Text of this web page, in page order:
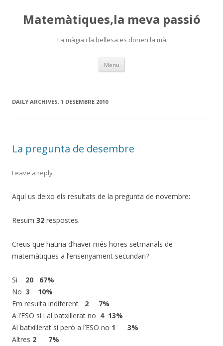
Matemàtiques,la meva passió
La màgia i la bellesa es donen la mà
Menu Skip
content
DAILY ARCHIVES: 1 DESEMBRE 2010
La pregunta de desembre
Leave a reply
Aquí us deixo els resultats de la pregunta de novembre:
Resum 32 respostes.
Creus que hauria d’haver més hores setmanals de
matemàtiques a l’ensenyament secundari?
Si 20 67%
No 3 10%
Em resulta indiferent 2 7%
A l’ESO si i al batxillerat no 4 13%
Al batxillerat si però a l’ESO no 1 3%
Altres 2 7%